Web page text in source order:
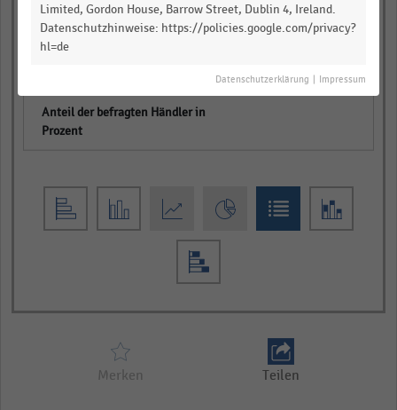
cloudbasierten Lösungen
Merken Teilen
Limited, Gordon House, Barrow Street, Dublin 4, Ireland.
Datenschutzhinweise: https://policies.google.com/privacy?
hl=de
Datenschutzerklärung Impressum